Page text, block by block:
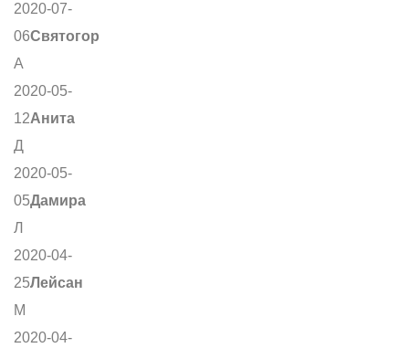
2020-07-
06Святогор
А
2020-05-
12Анита
Д
2020-05-
05Дамира
Л
2020-04-
25Лейсан
М
2020-04-